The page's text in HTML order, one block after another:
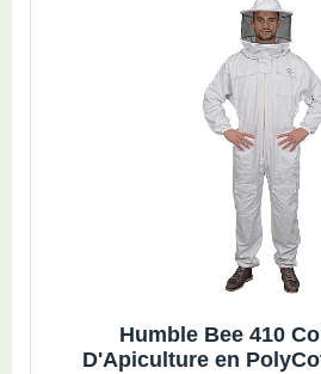
Humble Bee 410
D'Apiculture en